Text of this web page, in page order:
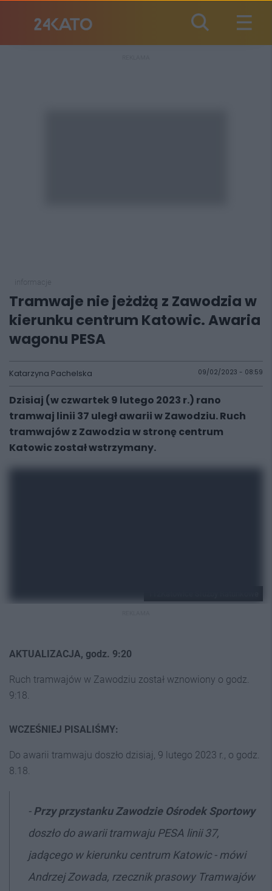
Tramwaje nie jeżdżą z Zawodzia w
kierunku centrum Katowic. Awaria
wagonu PESA
Katarzyna Pachelska 09/02/2023 - 08:59
Dzisiaj (w czwartek 9 lutego 2023 r.) rano
tramwaj linii 37 uległ awarii w Zawodziu. Ruch
tramwajów z Zawodzia w stronę centrum
Katowic został wstrzymany.
AKTUALIZACJA, godz. 9:20
Ruch tramwajów w Zawodziu został wznowiony o godz.
9:18.
WCZEŚNIEJ PISALIŚMY:
Do awarii tramwaju doszło dzisiaj, 9 lutego 2023 r., o godz.
8.18.
-Przy przystanku Zawodzie Ośrodek Sportowy
doszło do awarii tramwaju PESA linii 37,
jadącego w kierunku centrum Katowic - mówi
Andrzej Zowada, rzecznik prasowy Tramwajów